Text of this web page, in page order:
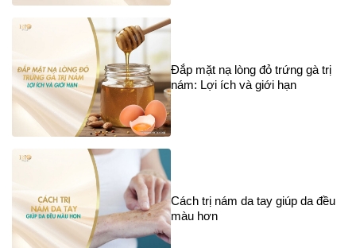
Đắp mặt nạ lòng đỏ trứng gà trị
nám: Lợi ích và giới hạn
Cách trị nám da tay giúp da đều
màu hơn